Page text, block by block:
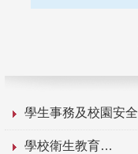
學生事務及校園安全
學校衛生教育